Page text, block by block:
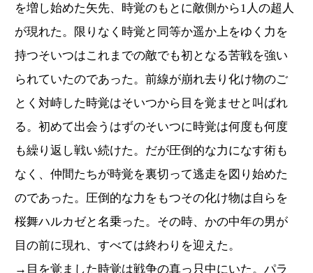
を増し始めた矢先、時覚のもとに敵側から1人の超人
が現れた。限りなく時覚と同等か遥か上をゆく力を
持つそいつはこれまでの敵でも初となる苦戦を強い
られていたのであった。前線が崩れ去り化け物のご
とく対峙した時覚はそいつから目を覚ませと叫ばれ
る。初めて出会うはずのそいつに時覚は何度も何度
も繰り返し戦い続けた。だが圧倒的な力になす術も
なく、仲間たちが時覚を裏切って逃走を図り始めた
のであった。圧倒的な力をもつその化け物は自らを
桜舞ハルカゼと名乗った。その時、かの中年の男が
目の前に現れ、すべては終わりを迎えた。
→目を覚ました時覚は戦争の真っ只中にいた。パラ